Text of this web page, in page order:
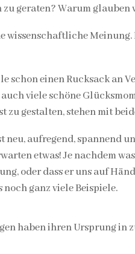
geraten? Warum
wissenschaftliche
schon einen Rucksack an
viele schöne
zu gestalten, stehen mit
neu, aufregend, spannend
etwas! Je nachdem
oder dass er uns auf
noch ganz viele Beispiele.
haben ihren Ursprung in